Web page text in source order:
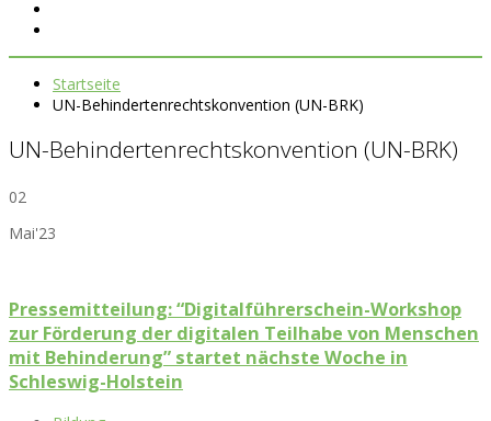
Startseite
UN-Behindertenrechtskonvention (UN-BRK)
UN-Behindertenrechtskonvention (UN-BRK)
02
Mai'23
Pressemitteilung: “Digitalführerschein-Workshop
zur Förderung der digitalen Teilhabe von Menschen
mit Behinderung” startet nächste Woche in
Schleswig-Holstein